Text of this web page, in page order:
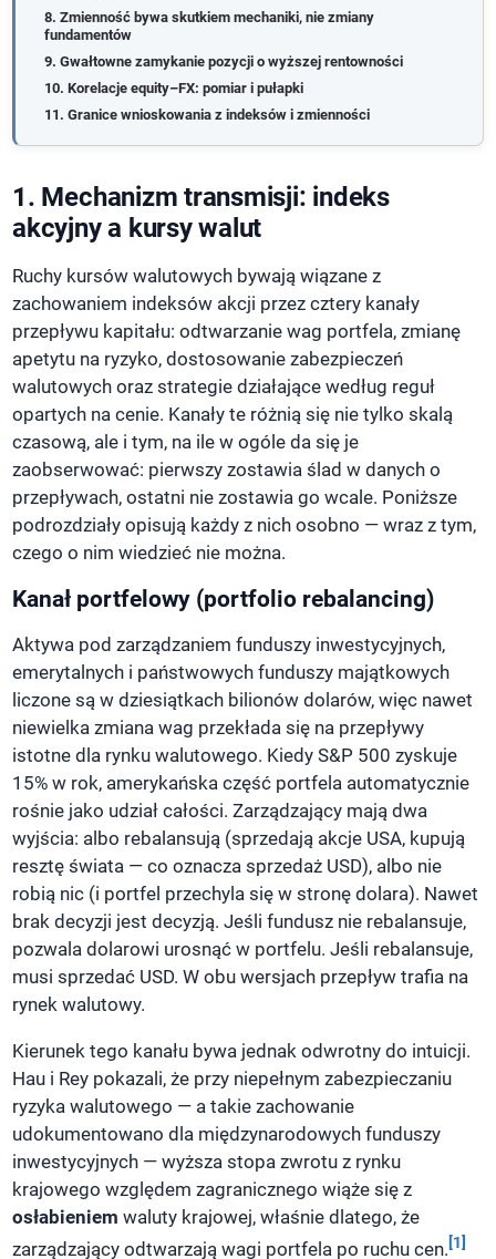
8. Zmienność bywa skutkiem mechaniki, nie zmiany
fundamentów
9. Gwałtowne zamykanie pozycji o wyższej rentowności
10. Korelacje equity–FX: pomiar i pułapki
11. Granice wnioskowania z indeksów i zmienności
1. Mechanizm transmisji: indeks
akcyjny a kursy walut
Ruchy kursów walutowych bywają wiązane z
zachowaniem indeksów akcji przez cztery kanały
przepływu kapitału: odtwarzanie wag portfela, zmianę
apetytu na ryzyko, dostosowanie zabezpieczeń
walutowych oraz strategie działające według reguł
opartych na cenie. Kanały te różnią się nie tylko skalą
czasową, ale i tym, na ile w ogóle da się je
zaobserwować: pierwszy zostawia ślad w danych o
przepływach, ostatni nie zostawia go wcale. Poniższe
podrozdziały opisują każdy z nich osobno — wraz z tym,
czego o nim wiedzieć nie można.
Kanał portfelowy (portfolio rebalancing)
Aktywa pod zarządzaniem funduszy inwestycyjnych,
emerytalnych i państwowych funduszy majątkowych
liczone są w dziesiątkach bilionów dolarów, więc nawet
niewielka zmiana wag przekłada się na przepływy
istotne dla rynku walutowego. Kiedy S&P 500 zyskuje
15% w rok, amerykańska część portfela automatycznie
rośnie jako udział całości. Zarządzający mają dwa
wyjścia: albo rebalansują (sprzedają akcje USA, kupują
resztę świata — co oznacza sprzedaż USD), albo nie
robią nic (i portfel przechyla się w stronę dolara). Nawet
brak decyzji jest decyzją. Jeśli fundusz nie rebalansuje,
pozwala dolarowi urosnąć w portfelu. Jeśli rebalansuje,
musi sprzedać USD. W obu wersjach przepływ trafia na
rynek walutowy.
Kierunek tego kanału bywa jednak odwrotny do intuicji.
Hau i Rey pokazali, że przy niepełnym zabezpieczaniu
ryzyka walutowego — a takie zachowanie
udokumentowano dla międzynarodowych funduszy
inwestycyjnych — wyższa stopa zwrotu z rynku
krajowego względem zagranicznego wiąże się z
osłabieniem waluty krajowej, właśnie dlatego, że
zarządzający odtwarzają wagi portfela po ruchu cen.[1]